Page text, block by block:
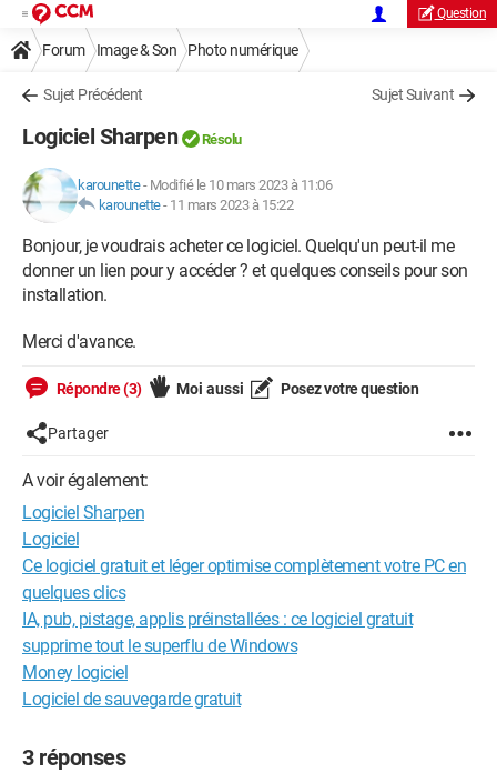
Question
Forum Image & Son Photo numérique
Sujet Précédent Sujet Suivant
Logiciel Sharpen Résolu
karounette- Modifié le 10 mars 2023 à 11:06
karounette- 11 mars 2023 à 15:22
Bonjour, je voudrais acheter ce logiciel. Quelqu'un peut-il me
donner un lien pour y accéder ? et quelques conseils pour son
installation.
Merci d'avance.
Répondre (3) Moi aussi Posez votre question
Partager
A voir également:
Logiciel Sharpen
Logiciel
Ce logiciel gratuit et léger optimise complètement votre PC en
quelques clics
IA, pub, pistage, applis préinstallées : ce logiciel gratuit
supprime tout le superflu de Windows
Money logiciel
Logiciel de sauvegarde gratuit
3 réponses